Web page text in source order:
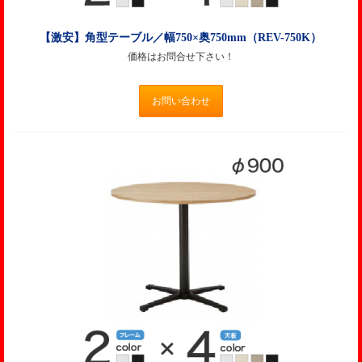
【激安】角型テーブル／幅750×奥750mm（REV-750K）
価格はお問合せ下さい！
お問い合わせ